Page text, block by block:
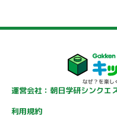
運営会社：朝日学研シンクエ
利用規約